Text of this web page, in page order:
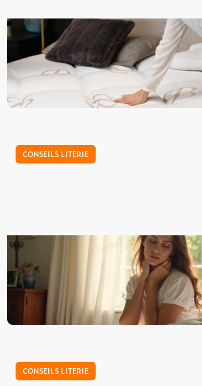
Comment choisir mon
Dans la recherche de votre nouvelle
hésitation à avoir : il faut essayer
trouver celui qui vous convient. Et
CONSEILS LITERIE
Quand changer mon oreiller ?
Un bon oreiller est essentiel pour bien
dure pas éternellement. Avec le
s’affaisse et peut même accumuler
CONSEILS LITERIE